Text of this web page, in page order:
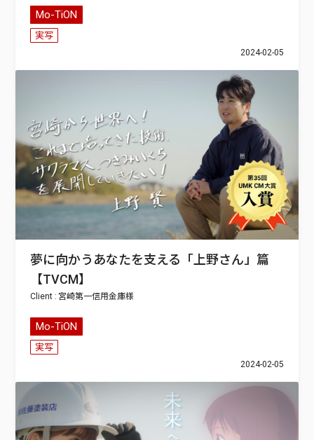
Mo-TiON
実写
2024-02-05
夢に向かうあなたを支える「上野さん」篇
【TVCM】
宮崎第一信用金庫
Mo-TiON
実写
2024-02-05